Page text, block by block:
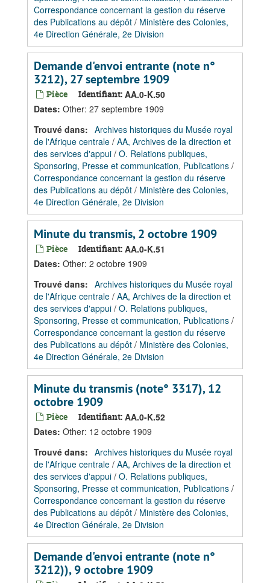
Correspondance concernant la gestion du réserve
des Publications au dépôt / Ministère des Colonies,
4e Direction Générale, 2e Division
Demande d'envoi entrante (note n°
3212), 27 septembre 1909
Pièce Identifiant: AA.0-K.50
Dates: Other: 27 septembre 1909
Trouvé dans: Archives historiques du Musée royal
de l'Afrique centrale / AA, Archives de la direction et
des services d'appui / O. Relations publiques,
Sponsoring, Presse et communication, Publications /
Correspondance concernant la gestion du réserve
des Publications au dépôt / Ministère des Colonies,
4e Direction Générale, 2e Division
Minute du transmis, 2 octobre 1909
Pièce Identifiant: AA.0-K.51
Dates: Other: 2 octobre 1909
Trouvé dans: Archives historiques du Musée royal
de l'Afrique centrale / AA, Archives de la direction et
des services d'appui / O. Relations publiques,
Sponsoring, Presse et communication, Publications /
Correspondance concernant la gestion du réserve
des Publications au dépôt / Ministère des Colonies,
4e Direction Générale, 2e Division
Minute du transmis (note° 3317), 12
octobre 1909
Pièce Identifiant: AA.0-K.52
Dates: Other: 12 octobre 1909
Trouvé dans: Archives historiques du Musée royal
de l'Afrique centrale / AA, Archives de la direction et
des services d'appui / O. Relations publiques,
Sponsoring, Presse et communication, Publications /
Correspondance concernant la gestion du réserve
des Publications au dépôt / Ministère des Colonies,
4e Direction Générale, 2e Division
Demande d'envoi entrante (note n°
3212)), 9 octobre 1909